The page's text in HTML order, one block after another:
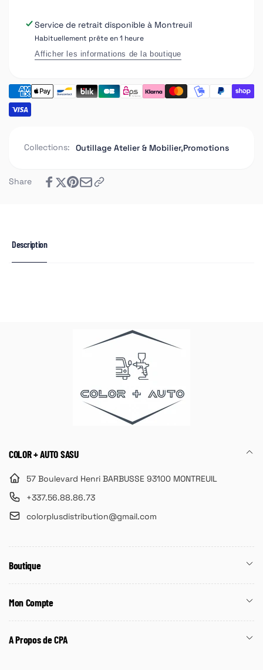
carrosserie
support
carrosserie
Service de retrait disponible à Montreuil
Habituellement prête en 1 heure
Afficher les informations de la boutique
Collections: Outillage Atelier & Mobilier,Promotions
Share
Description
COLOR + AUTO SASU
57 Boulevard Henri BARBUSSE 93100 MONTREUIL
+337.56.88.86.73
colorplusdistribution@gmail.com
Boutique
Mon Compte
A Propos de CPA